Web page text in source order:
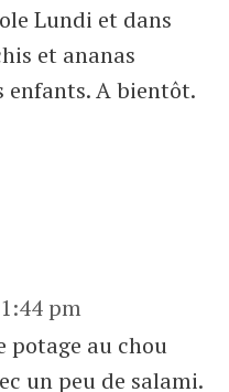
Lundi et dans
et ananas
A bientôt.
pm
potage au chou
un peu de salami.